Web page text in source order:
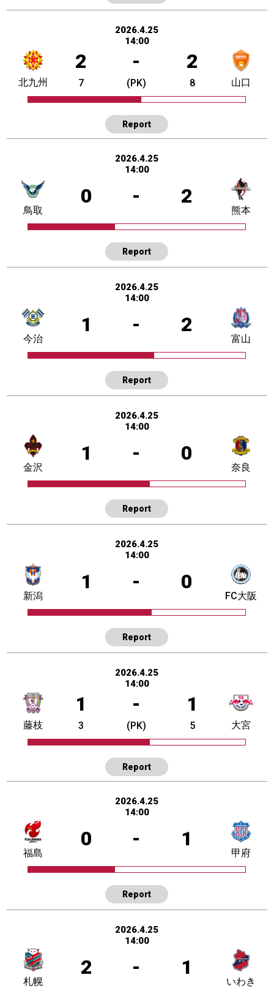
2026.4.25
14:00
2 - 2
北九州 7 (PK) 8 山口
Report
2026.4.25
14:00
0 - 2
鳥取 熊本
Report
2026.4.25
14:00
1 - 2
今治 富山
Report
2026.4.25
14:00
1 - 0
金沢 奈良
Report
2026.4.25
14:00
1 - 0
新潟 FC大阪
Report
2026.4.25
14:00
1 - 1
藤枝 3 (PK) 5 大宮
Report
2026.4.25
14:00
0 - 1
福島 甲府
Report
2026.4.25
14:00
2 - 1
札幌 いわき